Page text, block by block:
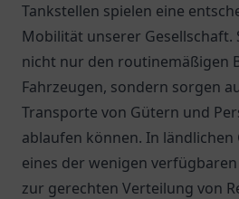
Tankstellen spielen eine
Mobilität unserer Gesellschaft.
nicht nur den routinemäßigen
Fahrzeugen, sondern sorgen
Transporte von Gütern und
ablaufen können. In
eines der wenigen
zur gerechten Verteilung von